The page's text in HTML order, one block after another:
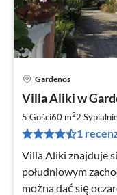
Gardenos
Villa Aliki w
5 Gości60 m22
1
Villa Aliki znajduje
południowym
można dać się